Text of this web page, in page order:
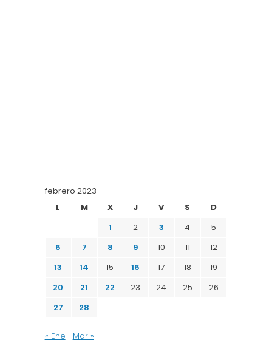
febrero 2023
L
M X J V S
D
1
2 3 4
5
6
7 8 9 10 11
12
13
14 15 16 17 18
19
20
21 22 23 24 25
26
27
28
« Ene Mar »